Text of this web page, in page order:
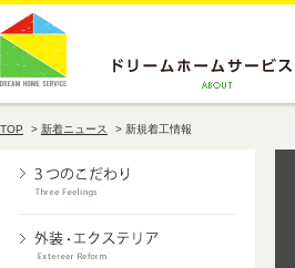
TOP > 新着ニュース > 新規着工情報